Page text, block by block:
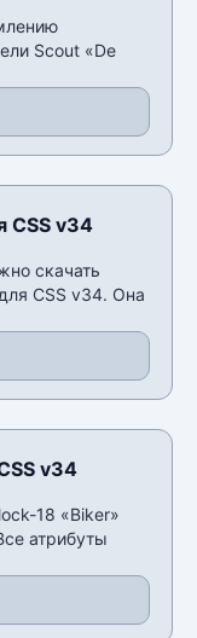
Scout «De
CSS v34
скачать
CSS v34. Она
v34
18 «Biker»
атрибуты